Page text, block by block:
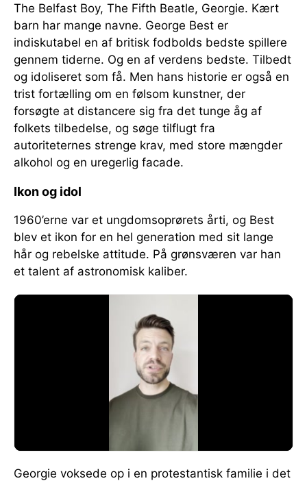
The Belfast Boy, The Fifth Beatle, Georgie. Kært
barn har mange navne. George Best er
indiskutabel en af britisk fodbolds bedste spillere
gennem tiderne. Og en af verdens bedste. Tilbedt
og idoliseret som få. Men hans historie er også en
trist fortælling om en følsom kunstner, der
forsøgte at distancere sig fra det tunge åg af
folkets tilbedelse, og søge tilflugt fra
autoriteternes strenge krav, med store mængder
alkohol og en uregerlig facade.
Ikon og idol
1960’erne var et ungdomsoprørets årti, og Best
blev et ikon for en hel generation med sit lange
hår og rebelske attitude. På grønsværen var han
et talent af astronomisk kaliber.
Georgie voksede op i en protestantisk familie i det